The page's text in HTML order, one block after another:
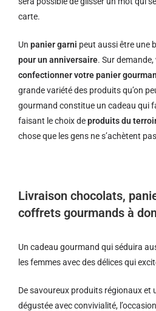
carte.
Un panier garni peut aussi être une
pour un anniversaire. Sur
confectionner votre panier
grande variété des produits qu’on
gourmand constitue un cadeau qui
faisant le choix deproduits du
chose que les gens ne s’achètent
Livraison chocolats,
coffrets gourmands à
Un cadeau gourmand qui séduira
les femmes avec des délices qui
De savoureux produits régionaux et
dégustée avec convivialité,